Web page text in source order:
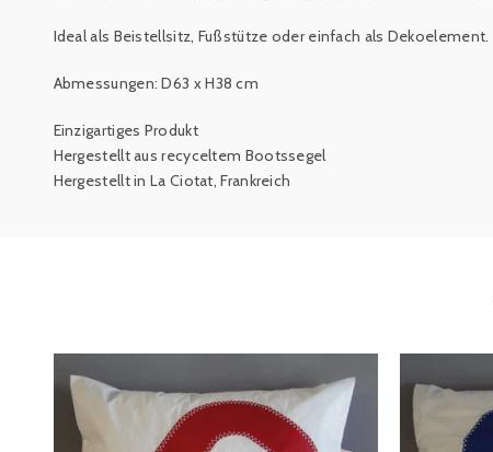
Ideal als Beistellsitz, Fußstütze oder einfach als Dekoelement.
Abmessungen: D63 x H38 cm
Einzigartiges Produkt
Hergestellt aus recyceltem Bootssegel
Hergestellt in La Ciotat, Frankreich